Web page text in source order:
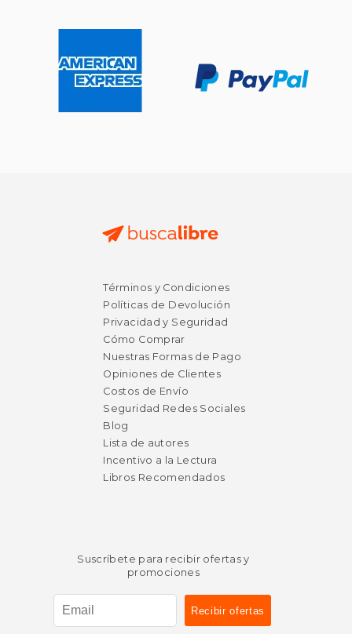
Términos y Condiciones
Políticas de Devolución
Privacidad y Seguridad
Cómo Comprar
Nuestras Formas de Pago
Opiniones de Clientes
Costos de Envío
Seguridad Redes Sociales
Blog
Lista de autores
Incentivo a la Lectura
Libros Recomendados
Suscríbete para recibir ofertas y
promociones